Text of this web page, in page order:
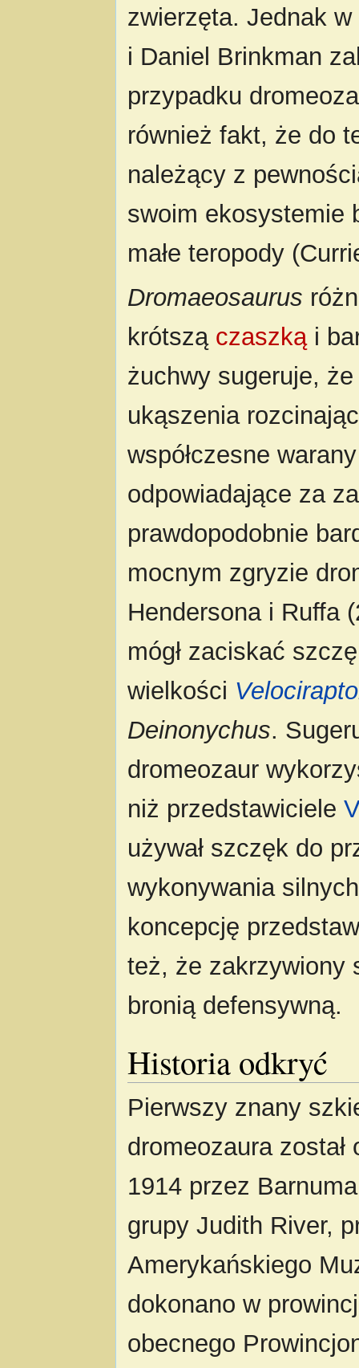
zwierzęta. Jednak
i Daniel Brinkman
przypadku
również fakt, że do
należący z
swoim ekosystemie
małe teropody
Dromaeosaurus
krótszą czaszkąi
żuchwy sugeruje,
ukąszenia
współczesne
odpowiadające za
prawdopodobnie
mocnym zgryzie
Hendersona i Ruffa
mógł zaciskać
wielkości
Deinonychus.
dromeozaur
niż przedstawiciele
używał szczęk do
wykonywania
koncepcję
też, że zakrzywiony
bronią defensywną.
Historia odkryć
Pierwszy znany
dromeozaura został
1914 przez
grupy Judith River,
Amerykańskiego
dokonano w
obecnego